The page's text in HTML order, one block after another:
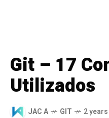
Git – 17
Utilizados
JAC A GIT 2